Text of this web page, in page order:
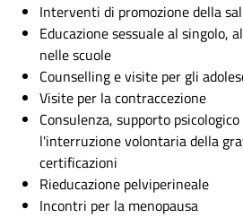
Interventi di promozione della
Educazione sessuale al singolo,
nelle scuole
Counselling e visite per gli
Visite per la contraccezione
Consulenza, supporto
l'interruzione volontaria della
certificazioni
Rieducazione pelviperineale
Incontri per la menopausa